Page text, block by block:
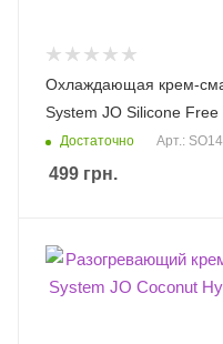
Охлаждающая крем-
System JO Silicone
Достаточно Арт.:
499 грн.